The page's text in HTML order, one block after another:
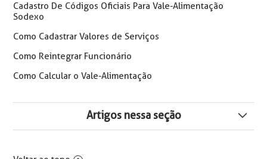
Cadastro De Códigos Oficiais Para Vale-Alimentação
Sodexo
Como Cadastrar Valores de Serviços
Como Reintegrar Funcionário
Como Calcular o Vale-Alimentação
Artigos nessa seção